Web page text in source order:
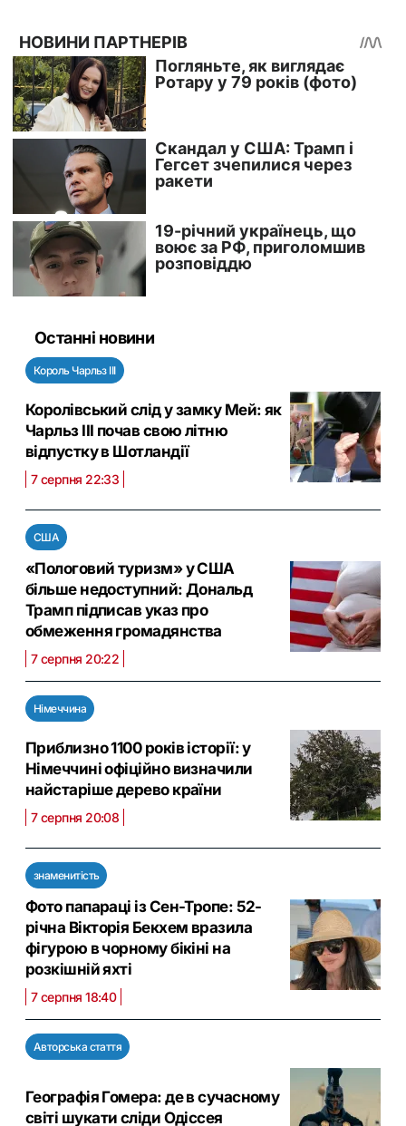
Останні новини
Король Чарльз III
Королівський слід у замку Мей: як
Чарльз III почав свою літню
відпустку в Шотландії
7 серпня 22:33
США
«Пологовий туризм» у США
більше недоступний: Дональд
Трамп підписав указ про
обмеження громадянства
7 серпня 20:22
Німеччина
Приблизно 1100 років історії: у
Німеччині офіційно визначили
найстаріше дерево країни
7 серпня 20:08
знаменитість
Фото папараці із Сен-Тропе: 52-
річна Вікторія Бекхем вразила
фігурою в чорному бікіні на
розкішній яхті
7 серпня 18:40
Авторська стаття
Географія Гомера: де в сучасному
світі шукати сліди Одіссея